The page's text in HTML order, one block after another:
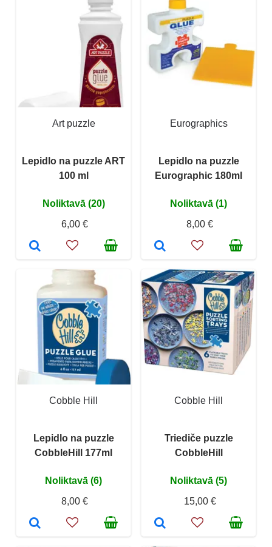
Art puzzle
Lepidlo na puzzle ART
100 ml
Noliktavā (20)
6,00 €
Eurographics
Lepidlo na puzzle
Eurographic 180ml
Noliktavā (1)
8,00 €
Cobble Hill
Lepidlo na puzzle
CobbleHill 177ml
Noliktavā (6)
8,00 €
Cobble Hill
Triediče puzzle
CobbleHill
Noliktavā (5)
15,00 €